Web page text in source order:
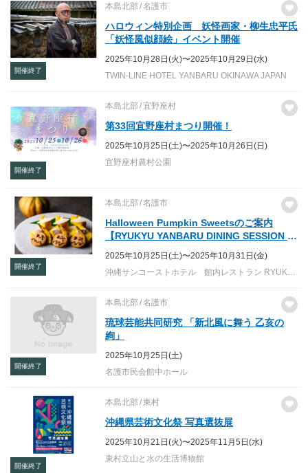
開催終了
本島北部 名護市
ハロウィン特別企画 妖怪画家・柳生忠平氏
「妖怪風似顔絵」イベント開催
2025年10月28日(火)〜2025年10月29日(水)
TWIN-LINE HOTEL YANBARU OKINAWA JAPAN
開催終了
本島北部 宜野座村
第33回宜野座村まつり開催！
2025年10月25日(土)〜2025年10月26日(日)
宜野座村農村公園
開催終了
本島北部 名護市
Halloween Pumpkin Sweetsのご案内
【RYUKYU YANBARU DINING SESSION /
2025年10月25日(土)〜2025年10月31日(金)
開催終了
本島北部 名護市
琉球芸能共同研究 「新北風に舞う 乙亥の
絢」
2025年10月25日(土)
名護市民会館中ホール
開催終了
本島北部 東村
沖縄県芸術文化祭 写真選抜展
2025年10月21日(火)〜2025年11月5日(水)
東村立山と水の生活博物館